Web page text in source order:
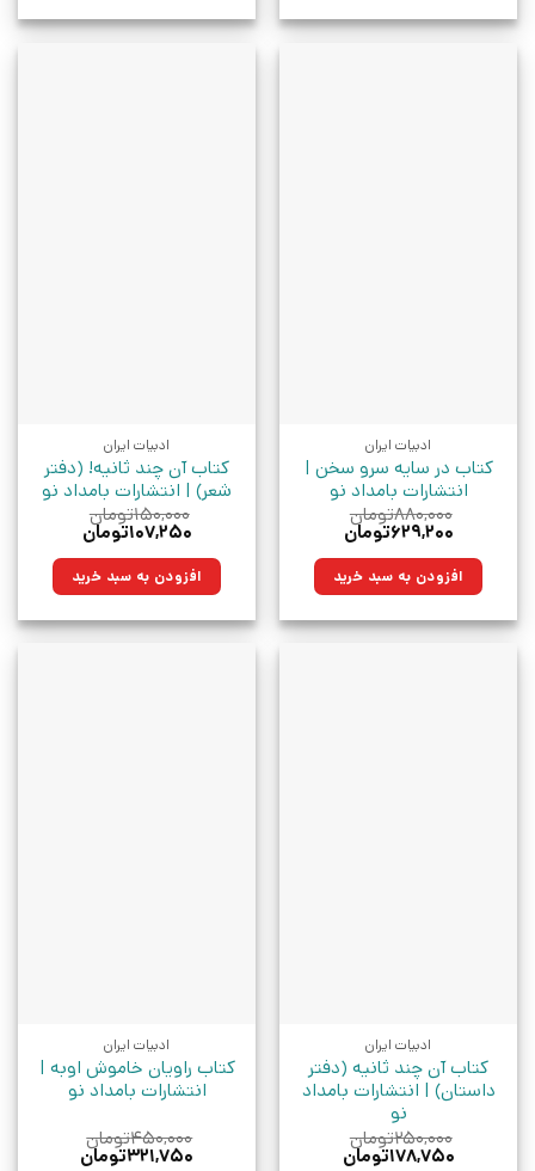
ادبیات ایران
کتاب در سایه سرو سخن |
انتشارات بامداد نو
۸۸۰,۰۰۰تومان
قیمت
۸۸۰,۰۰۰تومان
بود.
۶۲۹,۲۰۰تومان
۶۲۹,۲۰۰تومان.افزودن به سبد خرید
ادبیات ایران
کتاب آن چند ثانیه! (دفتر
شعر) | انتشارات بامداد نو
۱۵۰,۰۰۰تومان
قیمت
۱۵۰,۰۰۰تومان
بود.
۱۰۷,۲۵۰تومان
۱۰۷,۲۵۰تومان.افزودن به سبد خرید
ادبیات ایران
کتاب آن چند ثانیه (دفتر
داستان) | انتشارات بامداد
نو
۲۵۰,۰۰۰تومان
قیمت
۱۷۸,۷۵۰تومان
ادبیات ایران
کتاب راویان خاموش اوبه |
انتشارات بامداد نو
۴۵۰,۰۰۰تومان
قیمت
۳۲۱,۷۵۰تومان